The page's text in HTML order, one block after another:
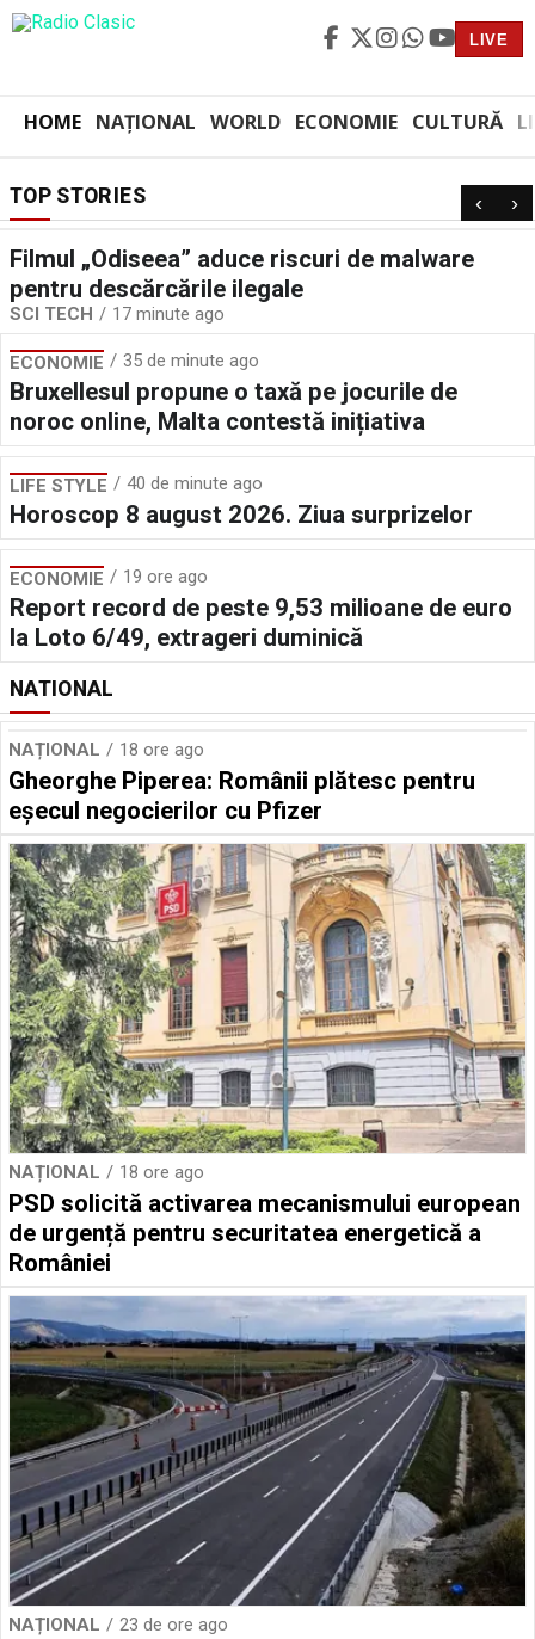
LIVE
HOME NAȚIONAL WORLD ECONOMIE CULTURĂ
‹ ›
TOP STORIES
Filmul „Odiseea” aduce riscuri de malware
pentru descărcările ilegale
SCI TECH 17 minute ago
ECONOMIE 35 de minute ago
Bruxellesul propune o taxă pe jocurile de
noroc online, Malta contestă inițiativa
LIFE STYLE 40 de minute ago
Horoscop 8 august 2026. Ziua surprizelor
ECONOMIE 19 ore ago
Report record de peste 9,53 milioane de euro
la Loto 6/49, extrageri duminică
NATIONAL
NAȚIONAL 18 ore ago
Gheorghe Piperea: Românii plătesc pentru
eșecul negocierilor cu Pfizer
NAȚIONAL 18 ore ago
PSD solicită activarea mecanismului european
de urgență pentru securitatea energetică a
României
NAȚIONAL 23 de ore ago